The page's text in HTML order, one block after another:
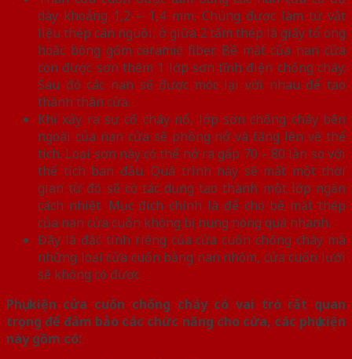
dày khoảng 1,2 – 1,4 mm. Chúng được làm từ vật
liệu thép cán nguội, ở giữa 2 tấm thép là giấy tổ ong
hoặc bông gốm ceramic fiber. Bề mặt của nan cửa
còn được sơn thêm 1 lớp sơn tĩnh điện chống cháy.
Sau đó các nan sẽ được móc lại với nhau để tạo
thành thân cửa.
Khi xảy ra sự cố cháy nổ, lớp sơn chống cháy bên
ngoài của nan cửa sẽ phồng nở và tăng lên về thể
tích. Loại sơn này có thể nở ra gấp 70 – 80 lần so với
thể tích ban đầu. Quá trình này sẽ mất một thời
gian từ đó sẽ có tác dụng tạo thành một lớp ngăn
cách nhiệt. Mục đích chính là để cho bề mặt thép
của nan cửa cuốn không bị nung nóng quá nhanh.
Đây là đặc tính riêng của cửa cuốn chống cháy mà
những loại cửa cuốn bằng nan nhôm, cửa cuốn lưới
sẽ không có được.
Phụ kiện cửa cuốn chống cháy có vai trò rất quan
trọng để đảm bảo các chức năng cho cửa, các phụ kiện
này gồm có: